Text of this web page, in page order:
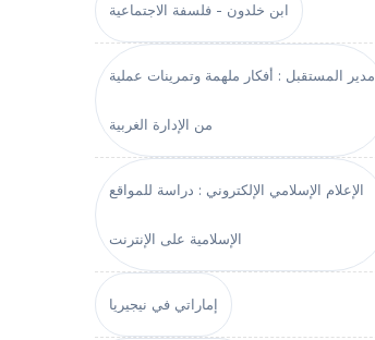
ابن خلدون - فلسفة الاجتماعية
مدير المستقبل : أفكار ملهمة وتمرينات عملية
من الإدارة الغربية
الإعلام الإسلامي الإلكتروني : دراسة للمواقع
الإسلامية على الإنترنت
إماراتي في نيجيريا